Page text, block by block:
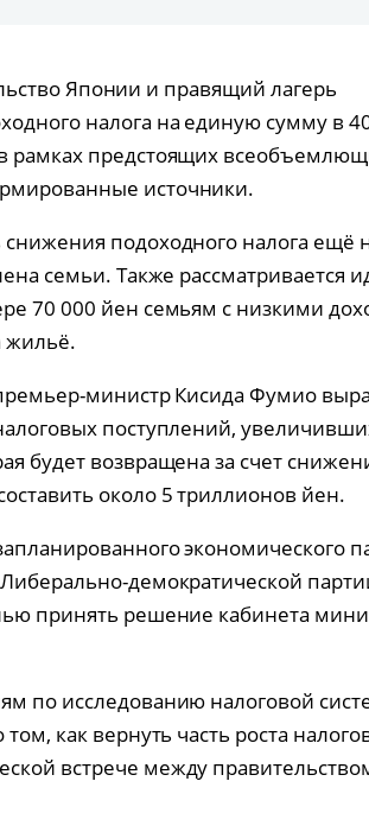
Японии и правящий лагерь
налога на единую сумму в
рамках предстоящих
источники.
подоходного налога ещё
семьи. Также рассматривается
70 000 йен семьям с низкими
жильё.
министр Кисида Фумио
поступлений,
будет возвращена за счет
около 5 триллионов йен.
экономического
демократической
принять решение кабинета
по исследованию налоговой
как вернуть часть роста
встрече между